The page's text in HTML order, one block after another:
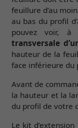
feuillure d’au
au bas du profil
pouvez voir,
transversale
hauteur de la
face inférieure du
Avant de
la hauteur et la
du profil de votre
Le kit